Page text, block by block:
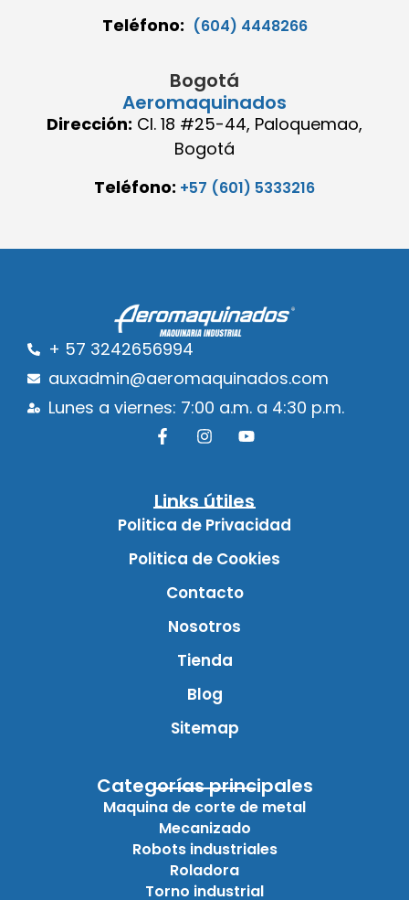
Teléfono: (604) 4448266
Bogotá
Aeromaquinados
Dirección: Cl. 18 #25-44, Paloquemao,
Bogotá
Teléfono: +57 (601) 5333216
+ 57 3242656994
auxadmin@aeromaquinados.com
Lunes a viernes: 7:00 a.m. a 4:30 p.m.
Links útiles
Politica de Privacidad
Politica de Cookies
Contacto
Nosotros
Tienda
Blog
Sitemap
Categorías principales
Maquina de corte de metal
Mecanizado
Robots industriales
Roladora
Torno industrial